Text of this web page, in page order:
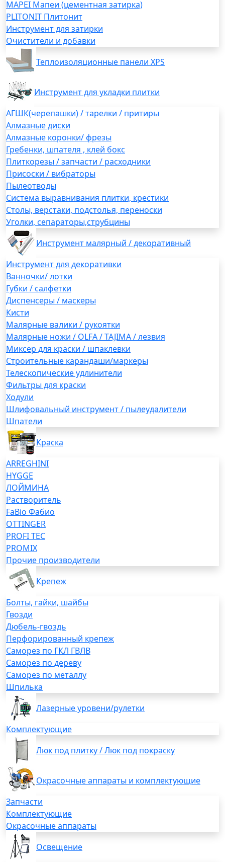
MAPEI Мапеи (цементная затирка)
PLITONIT Плитонит
Инструмент для затирки
Очистители и добавки
Теплоизоляционные панели XPS
Инструмент для укладки плитки
АГШК(черепашки) / тарелки / притиры
Алмазные диски
Алмазные коронки/ фрезы
Гребенки, шпателя , клей бокс
Плиткорезы / запчасти / расходники
Присоски / вибраторы
Пылеотводы
Система выравнивания плитки, крестики
Столы, верстаки, подстолья, переноски
Уголки, сепараторы,струбцины
Инструмент малярный / декоративный
Инструмент для декоративки
Ванночки/ лотки
Губки / салфетки
Диспенсеры / маскеры
Кисти
Малярные валики / рукоятки
Малярные ножи / OLFA / TAJIMA / лезвия
Миксер для краски / шпаклевки
Строительные карандаши/маркеры
Телескопические удлинители
Фильтры для краски
Ходули
Шлифовальный инструмент / пылеудалители
Шпатели
Краска
ARREGHINI
HYGGE
ЛОЙМИНА
Растворитель
FaBio Фабио
OTTINGER
PROFI TEC
PROMIX
Прочие производители
Крепеж
Болты, гайки, шайбы
Гвозди
Дюбель-гвоздь
Перфорированный крепеж
Саморез по ГКЛ ГВЛВ
Саморез по дереву
Саморез по металлу
Шпилька
Лазерные уровени/рулетки
Комплектующие
Люк под плитку / Люк под покраску
Окрасочные аппараты и комплектующие
Запчасти
Комплектующие
Окрасочные аппараты
Освещение